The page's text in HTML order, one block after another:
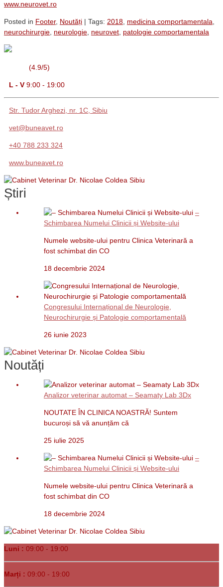
www.neurovet.ro
Posted in Footer, Noutăți | Tags: 2018 medicina comportamentala
neurochirurgie neurologie neurovet patologie comportamentala
(4.9/5)
L - V 9:00 - 19:00
Str. Tudor Arghezi, nr. 1C, Sibiu
vet@buneavet.ro
+40 788 233 324
www.buneavet.ro
Știri
–
Schimbarea Numelui Clinicii și Website-ului
Numele website-ului pentru Clinica Veterinară a
fost schimbat din CO
18 decembrie 2024
Congresului Internațional de Neurologie,
Neurochirurgie și Patologie comportamentală
26 iunie 2023
Noutăți
Analizor veterinar automat – Seamaty Lab 3Dx
NOUTATE ÎN CLINICA NOASTRĂ! Suntem
bucuroși să vă anunțăm că
25 iulie 2025
–
Schimbarea Numelui Clinicii și Website-ului
Numele website-ului pentru Clinica Veterinară a
fost schimbat din CO
18 decembrie 2024
Luni : 09:00 - 19:00
Marți : 09:00 - 19:00